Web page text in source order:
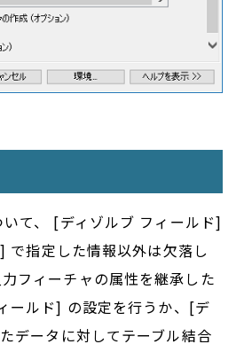
て、 [ディゾルブ フィールド]
で指定した情報以外は欠落し
フィーチャの属性を継承した
ールド] の設定を行うか、[デ
データに対してテーブル結合